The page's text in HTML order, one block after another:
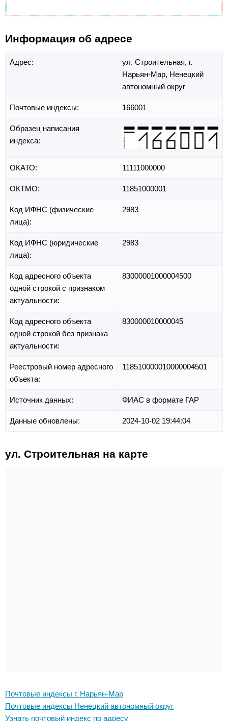
Информация об адресе
Адрес: ул. Строительная, г.
Нарьян-Мар, Ненецкий
автономный округ
Почтовые индексы: 166001
Образец написания
индекса:
ОКАТО: 11111000000
ОКТМО: 11851000001
Код ИФНС (физические
лица):
2983
Код ИФНС (юридические
лица):
2983
Код адресного объекта
одной строкой с признаком
актуальности:
83000001000004500
Код адресного объекта
одной строкой без признака
актуальности:
830000010000045
Реестровый номер адресного
объекта:
118510000010000004501
Источник данных: ФИАС в формате ГАР
Данные обновлены: 2024-10-02 19:44:04
ул. Строительная на карте
Почтовые индексы г. Нарьян-Мар
Почтовые индексы Ненецкий автономный округ
Узнать почтовый индекс по адресу